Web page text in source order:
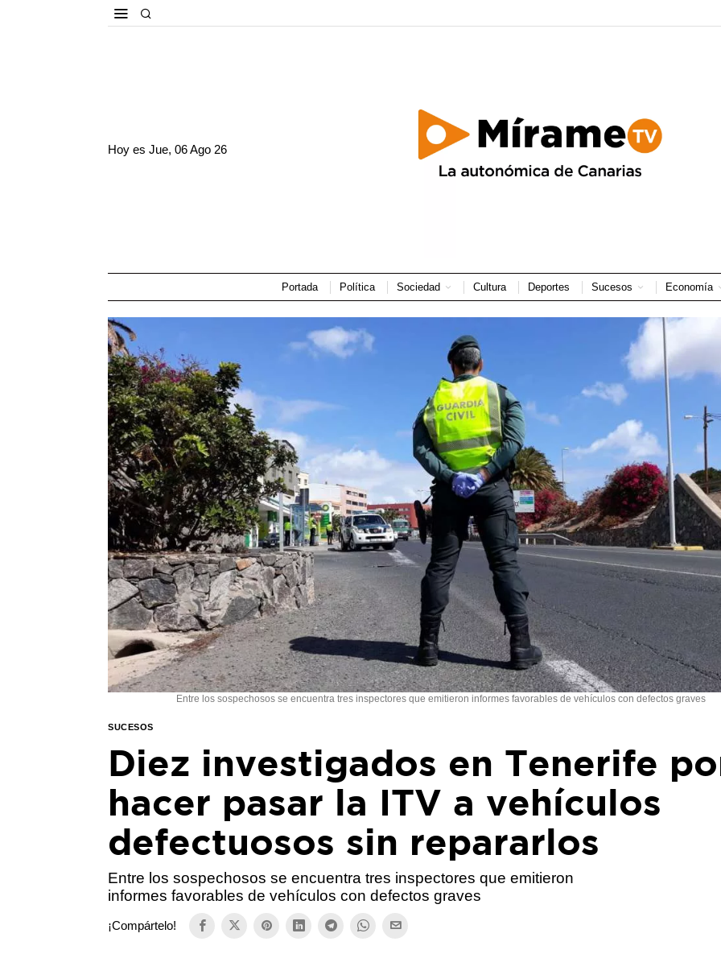
Hoy esJue, 06 Ago 26
Portada Política Sociedad Cultura Deportes Sucesos Economía
Entre los sospechosos se encuentra tres inspectores que emitieron informes favorables de vehículos con defectos graves
SUCESOS
Diez investigados en Tenerife
hacer pasar la ITV a vehículos
defectuosos sin repararlos
Entre los sospechosos se encuentra tres inspectores que emitieron
informes favorables de vehículos con defectos graves
¡Compártelo!